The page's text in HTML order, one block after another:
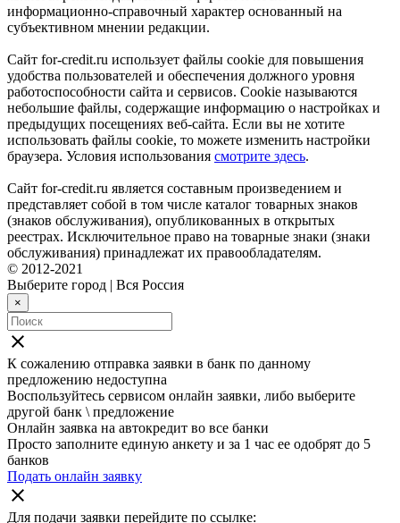
информационно-справочный характер основанный на
субъективном мнении редакции.
Сайт for-credit.ru использует файлы cookie для повышения
удобства пользователей и обеспечения должного уровня
работоспособности сайта и сервисов. Cookie называются
небольшие файлы, содержащие информацию о настройках и
предыдущих посещениях веб-сайта. Если вы не хотите
использовать файлы cookie, то можете изменить настройки
браузера. Условия использования смотрите здесь.
Сайт for-credit.ru является составным произведением и
представляет собой в том числе каталог товарных знаков
(знаков обслуживания), опубликованных в открытых
реестрах. Исключительное право на товарные знаки (знаки
обслуживания) принадлежат их правообладателям.
© 2012-2021
Выберите город | Вся Россия
×
close
К сожалению отправка заявки в банк по данному
предложению недоступна
Воспользуйтесь сервисом онлайн заявки, либо выберите
другой банк \ предложение
Онлайн заявка на автокредит во все банки
Просто заполните единую анкету и за 1 час ее одобрят до 5
банков
Подать онлайн заявку
close
Для подачи заявки перейдите по ссылке: